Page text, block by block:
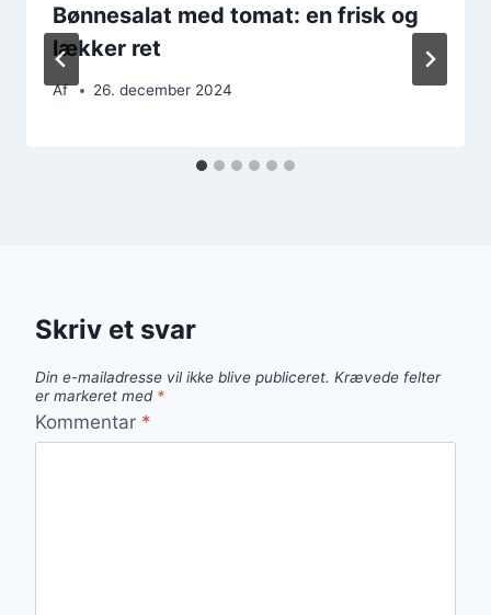
Bønnesalat med tomat: en frisk og
lækker ret
Af 26. december 2024
Skriv et svar
Din e-mailadresse vil ikke blive publiceret. Krævede felter
er markeret med *
Kommentar *